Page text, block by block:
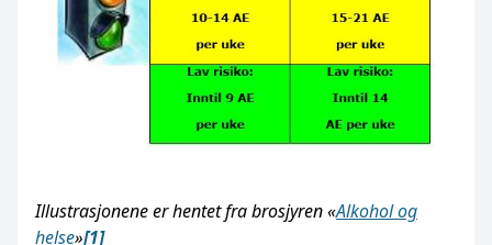
Illustrasjonene er hentet fra brosjyren «Alkohol og
helse»[1]